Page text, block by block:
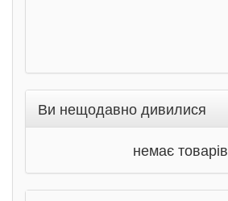
Ви нещодавно дивилися
немає товарів